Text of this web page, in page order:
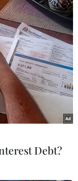
điểm du lịch đặc
Vi/TTXVN)
Vietnam+)
Debt?